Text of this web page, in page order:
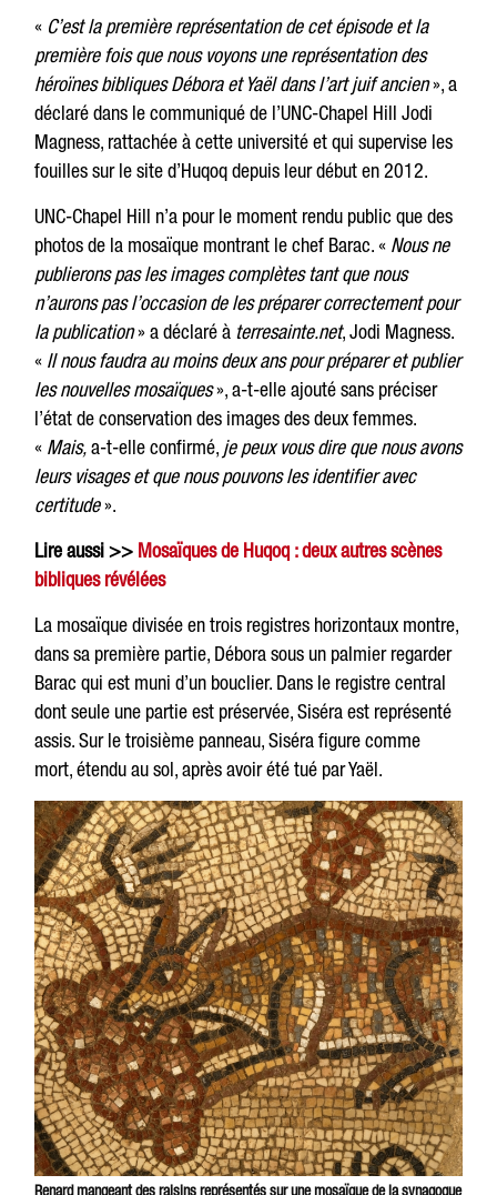
« C’est la première représentation de cet épisode et la
première fois que nous voyons une représentation des
héroïnes bibliques Débora et Yaël dans l’art juif ancien», a
déclaré dans le communiqué de l’UNC-Chapel Hill Jodi
Magness, rattachée à cette université et qui supervise les
fouilles sur le site d’Huqoq depuis leur début en 2012.
UNC-Chapel Hill n’a pour le moment rendu public que des
photos de la mosaïque montrant le chef Barac. « Nous ne
publierons pas les images complètes tant que nous
n’aurons pas l’occasion de les préparer correctement pour
la publication» a déclaré à terresainte.net, Jodi Magness.
« Il nous faudra au moins deux ans pour préparer et publier
les nouvelles mosaïques», a-t-elle ajouté sans préciser
l’état de conservation des images des deux femmes.
« Mais,a-t-elle confirmé, je peux vous dire que nous avons
leurs visages et que nous pouvons les identifier avec
certitude».
Lire aussi >> Mosaïques de Huqoq : deux autres scènes
bibliques révélées
La mosaïque divisée en trois registres horizontaux montre,
dans sa première partie, Débora sous un palmier regarder
Barac qui est muni d’un bouclier. Dans le registre central
dont seule une partie est préservée, Siséra est représenté
assis. Sur le troisième panneau, Siséra figure comme
mort, étendu au sol, après avoir été tué par Yaël.
Renard mangeant des raisins représentés sur une mosaïque de la synagogue